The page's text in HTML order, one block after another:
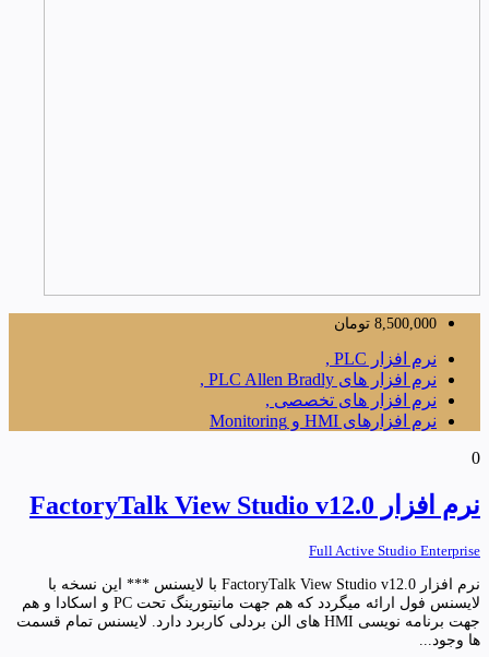
8,500,000 تومان
نرم افزار PLC ,
نرم افزار های PLC Allen Bradly ,
نرم افزار های تخصصی ,
نرم افزارهای HMI و Monitoring
0
نرم افزار FactoryTalk View Studio v12.0
Full Active Studio Enterprise
نرم افزار FactoryTalk View Studio v12.0 با لایسنس *** این نسخه با
لایسنس فول ارائه میگردد که هم جهت مانیتورینگ تحت PC و اسکادا و هم
جهت برنامه نویسی HMI های الن بردلی کاربرد دارد. لایسنس تمام قسمت
ها وجود...